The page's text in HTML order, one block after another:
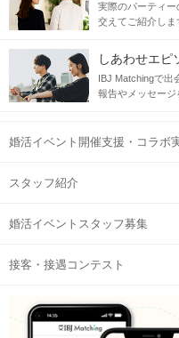
実際のパーティ
交えてご紹介しま
しあわせエピ
IBJ Matchingで出
報告やメッセージ
婚活イベント開催支援・コラボ
スタッフ紹介
婚活イベントスタッフ募集
接客・接遇コンテスト